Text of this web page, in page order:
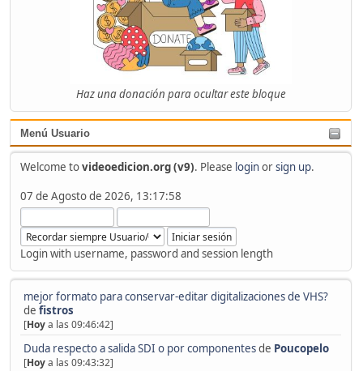
Haz una donación para ocultar este bloque
Menú Usuario
Welcome tovideoedicion.org (v9). Please loginorsign up.
07 de Agosto de 2026, 13:17:58
Login with username, password and session length
mejor formato para conservar-editar digitalizaciones de VHS?
de fistros
[Hoya las 09:46:42]
Duda respecto a salida SDI o por componentesde Poucopelo
[Hoya las 09:43:32]